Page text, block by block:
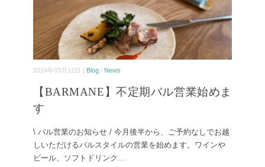
2024年03月12日 | Blog / News
【BARMANE】不定期バル営業始めま
す
\ バル営業のお知らせ / 今月後半から、ご予約なしでお越
しいただけるバルスタイルの営業を始めます。ワインや
ビール、ソフトドリンク